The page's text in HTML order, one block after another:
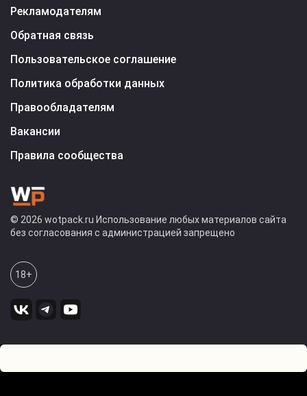
Рекламодателям
Обратная связь
Пользовательское соглашение
Политика обработки данных
Правообладателям
Вакансии
Правила сообщества
© 2026 wotpack.ru Использование любых материалов сайта
без согласования с администрацией запрещено
18+